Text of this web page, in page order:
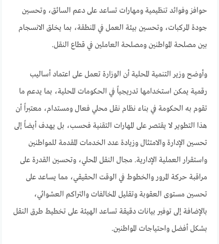
حوافز وفوائد تنظيمية ومهارات تساعد على دعم السائق، وتحسين
جودة المركبات، وتحسين بيئة العمل في المنطقة، بما يخلق الانسجام
بين مصلحة المواطنين ومصلحة العاملين في قطاع النقل.
وأوضح وزير التنمية المحلية أن الوزارة تعمل على اعتماد أساليب
رقمية يمكن استخدامها تدريجياً في الحكومات المحلية، بما يدعم ما
تقوم به الحكومة في بناء نظام نقل محلي فعال ومستدام، معتبراً أن
هذا التطوير لا يقتصر على المهارات التقنية فحسب، بل يهدف أيضاً إلى
تحسين الإدارة والامتثال وزيادة عدد الخدمات المقدمة للمواطنين
واستقرار العملية الإدارية. مجال النقل المحلي، وتحسين القدرة على
مراقبة حركة المرور والخطوط في الوقت الحقيقي، مما يساعد على
تحسين مستوى العقوبة وتقليل المخالفات والتراكم العشوائي،
بالإضافة إلى توفير بيانات دقيقة تساعد الهيئة على تخطيط طرق النقل
بشكل أفضل واحتياجات المواطنين.